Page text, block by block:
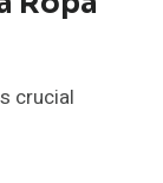
crucial